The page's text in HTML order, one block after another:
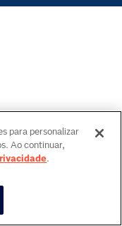
para personalizar
Ao continuar,
.